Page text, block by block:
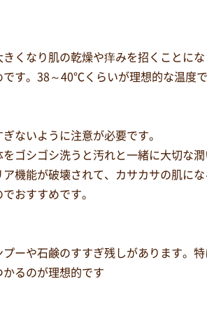
くなり肌の乾燥や痒みを招くことにな
す。38～40℃くらいが理想的な温度で
ないように注意が必要です。
ゴシゴシ洗うと汚れと一緒に大切な
機能が破壊されて、カサカサの肌に
おすすめです。
ーや石鹸のすすぎ残しがあります。
るのが理想的です